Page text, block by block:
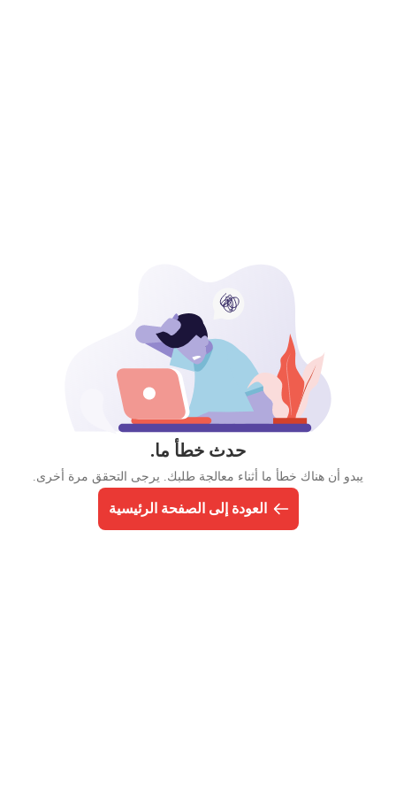
حدث خطأ ما.
يبدو أن هناك خطأ ما أثناء معالجة طلبك. يرجى التحقق مرة أخرى.
العودة إلى الصفحة الرئيسية